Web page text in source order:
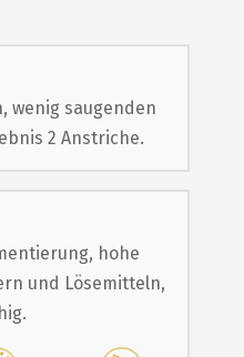
wenig saugenden
2 Anstriche.
hohe
und Lösemitteln,